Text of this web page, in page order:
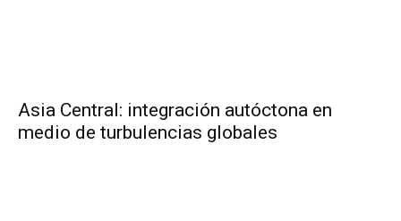
Asia Central: integración autóctona en
medio de turbulencias globales